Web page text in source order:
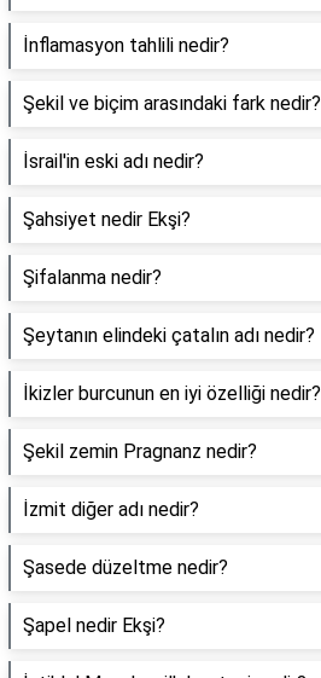
İnflamasyon tahlili nedir?
Şekil ve biçim arasındaki fark nedir?
İsrail'in eski adı nedir?
Şahsiyet nedir Ekşi?
Şifalanma nedir?
Şeytanın elindeki çatalın adı nedir?
İkizler burcunun en iyi özelliği nedir?
Şekil zemin Pragnanz nedir?
İzmit diğer adı nedir?
Şasede düzeltme nedir?
Şapel nedir Ekşi?